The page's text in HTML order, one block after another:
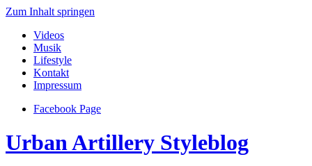
Zum Inhalt springen
Videos
Musik
Lifestyle
Kontakt
Impressum
Facebook Page
Urban Artillery Styleblog